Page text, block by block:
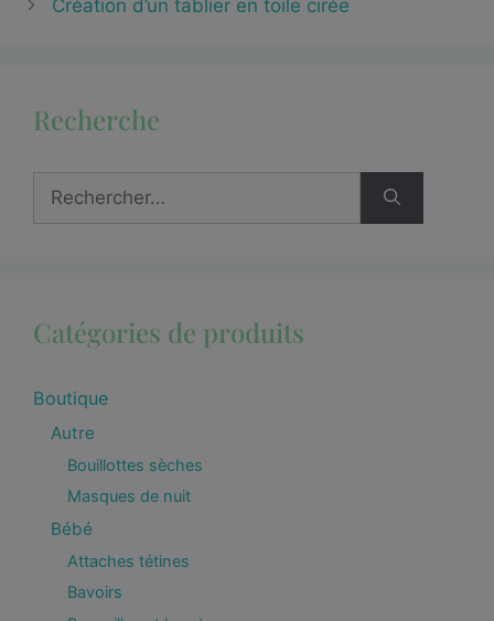
Création d’un tablier en toile cirée
Recherche
Catégories de produits
Boutique
Autre
Bouillottes sèches
Masques de nuit
Bébé
Attaches tétines
Bavoirs